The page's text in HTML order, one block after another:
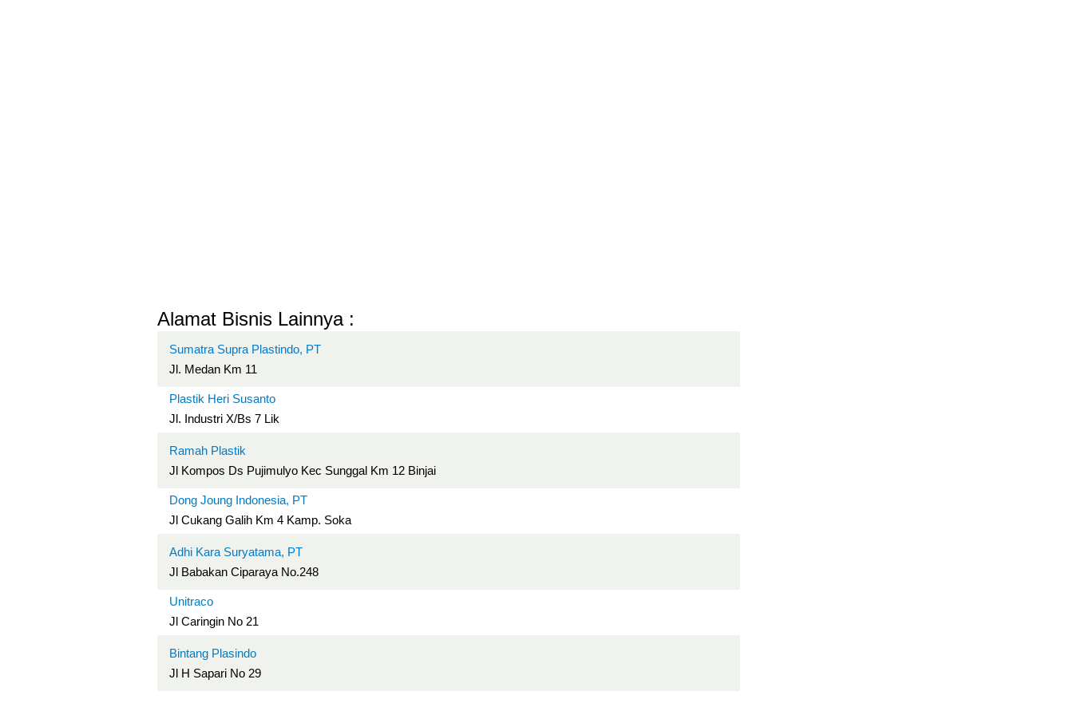
Alamat Bisnis Lainnya :
Sumatra Supra Plastindo, PT
Jl. Medan Km 11
Plastik Heri Susanto
Jl. Industri X/Bs 7 Lik
Ramah Plastik
Jl Kompos Ds Pujimulyo Kec Sunggal Km 12 Binjai
Dong Joung Indonesia, PT
Jl Cukang Galih Km 4 Kamp. Soka
Adhi Kara Suryatama, PT
Jl Babakan Ciparaya No.248
Unitraco
Jl Caringin No 21
Bintang Plasindo
Jl H Sapari No 29